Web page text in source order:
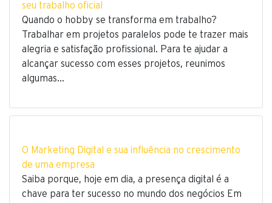
seu trabalho oficial
Quando o hobby se transforma em trabalho?
Trabalhar em projetos paralelos pode te trazer mais
alegria e satisfação profissional. Para te ajudar a
alcançar sucesso com esses projetos, reunimos
algumas…
O Marketing Digital e sua influência no crescimento
de uma empresa
Saiba porque, hoje em dia, a presença digital é a
chave para ter sucesso no mundo dos negócios Em